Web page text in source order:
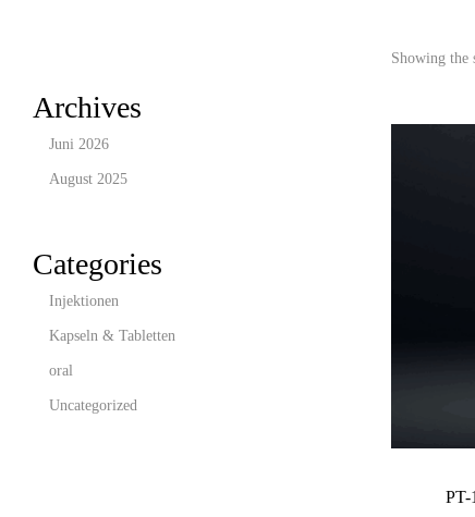
Archives
Juni 2026
August 2025
Categories
Injektionen
Kapseln & Tabletten
oral
Uncategorized
Showing the
PT-